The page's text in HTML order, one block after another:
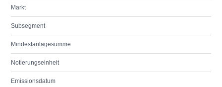
Markt
Subsegment
Mindestanlagesumme
Notierungseinheit
Emissionsdatum